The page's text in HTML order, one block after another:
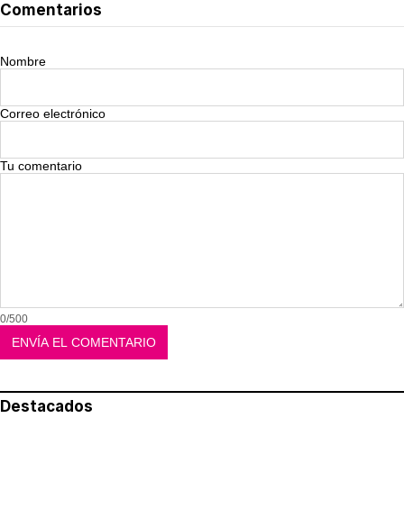
Comentarios
Nombre
Correo electrónico
Tu comentario
0/500
Destacados